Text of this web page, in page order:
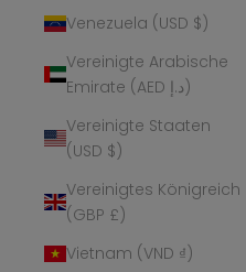
Venezuela (USD $)
Vereinigte Arabische
Emirate (AED د.إ)
Vereinigte Staaten
(USD $)
Vereinigtes Königreich
(GBP £)
Vietnam (VND ₫)